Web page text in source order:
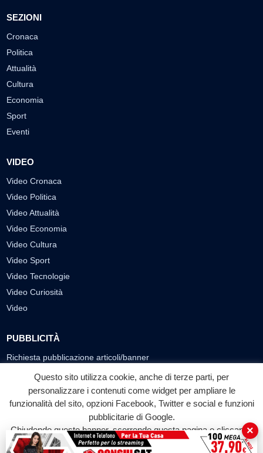
SEZIONI
Cronaca
Politica
Attualità
Cultura
Economia
Sport
Eventi
VIDEO
Video Cronaca
Video Politica
Video Attualità
Video Economia
Video Cultura
Video Sport
Video Tecnologie
Video Curiosità
Video
PUBBLICITÀ
Richiesta pubblicazione articoli/banner
SEGUICI SUI SOCIAL
f
Facebook
◎ ▶
YouTube
Questo sito utilizza cookie, anche di terze parti, per
personalizzare i contenuti come widget per ampliare le
funzionalità del sito, opzioni Facebook, Twitter e social e funzioni
pubblicitarie di Google.
Chiudendo questo banner, scorrendo questa pagina o cliccando
su qualunque suo elemento acconsenti all'uso dei cookie.
×